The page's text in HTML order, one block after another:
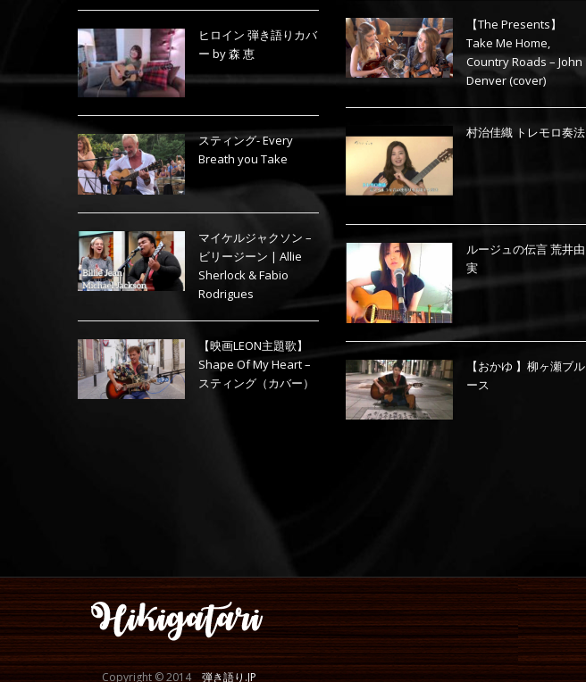
ヒロイン 弾き語りカバ
ー by 森 恵
スティング- Every
Breath you Take
マイケルジャクソン –
ビリージーン | Allie
Sherlock & Fabio
Rodrigues
【映画LEON主題歌】
Shape Of My Heart –
スティング（カバー）
【The Presents】
Take Me Home,
Country Roads – John
Denver (cover)
村治佳織 トレモロ奏法
ルージュの伝言 荒井由
実
【おかゆ 】柳ヶ瀬ブル
ース
Copyright © 2014弾き語り.JP